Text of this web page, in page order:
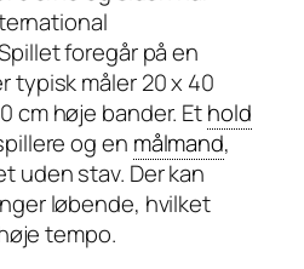
foregår på en
typisk måler 20 x 40
cm høje bander. Ethold
og en målmand,
uden stav. Der kan
løbende, hvilket
tempo.